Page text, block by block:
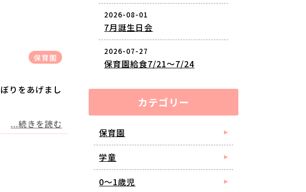
保育園
りをあげまし
...続きを読む
2026-08-01
7月誕生日会
2026-07-27
保育園給食7/21～7/24
カテゴリー
保育園
学童
0～1歳児